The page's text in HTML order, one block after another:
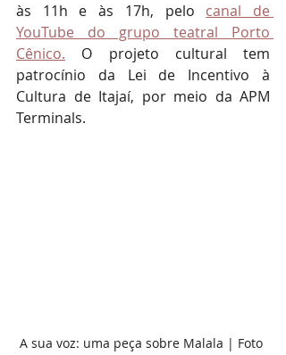
às 11h e às 17h, pelo canal de
YouTube do grupo teatral Porto
Cênico. O projeto cultural tem
patrocínio da Lei de Incentivo à
Cultura de Itajaí, por meio da APM
Terminals.
A sua voz: uma peça sobre Malala | Foto